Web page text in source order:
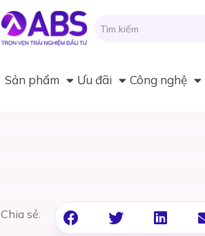
Sản phẩm Ưu đãi Công nghệ
Chia sẻ: